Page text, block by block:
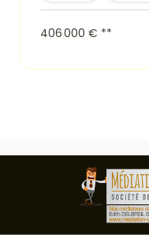
406 000 € **